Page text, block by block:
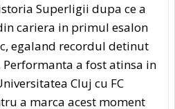
Superligii dupa ce a
cariera in primul esalon
egaland recordul detinut
Performanta a fost atinsa in
Cluj cu FC
a marca acest moment